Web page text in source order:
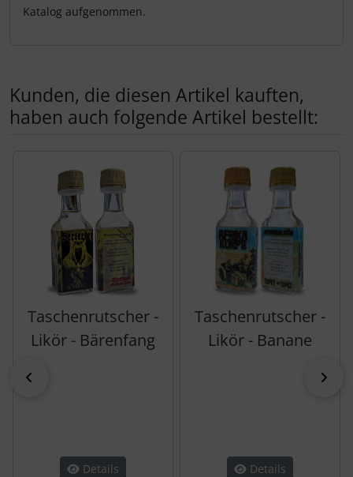
Katalog aufgenommen.
Kunden, die diesen Artikel kauften,
haben auch folgende Artikel bestellt:
Taschenrutscher -
Likör - Bärenfang
Details
Taschenrutscher -
Likör - Banane
Details